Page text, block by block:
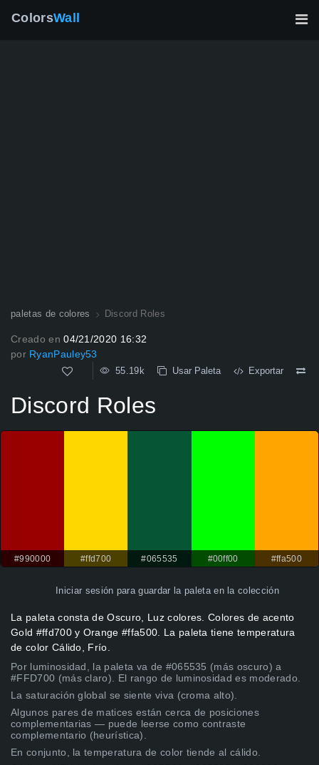
ColorsWall
paletas de colores Discord Roles
Creado en04/21/2020 16:32
por RyanPauley53
55.19k Usar Paleta Exportar
Discord Roles
#990000 #ffd700 #065535 #00ff00 #ffa500
Iniciar sesión para guardar la paleta en la colección
La paleta consta de Oscuro, Luz colores. Colores de acento
Gold #ffd700 y Orange #ffa500. La paleta tiene temperatura
de color Cálido, Frío.
Por luminosidad, la paleta va de #065535 (más oscuro) a
#FFD700 (más claro). El rango de luminosidad es moderado.
La saturación global se siente viva (croma alto).
Algunos pares de matices están cerca de posiciones
complementarias — puede leerse como contraste
complementario (heurística).
En conjunto, la temperatura de color tiende al cálido.